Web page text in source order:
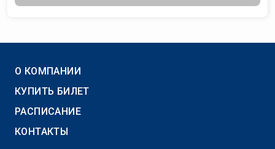
О КОМПАНИИ
КУПИТЬ БИЛЕТ
РАСПИСАНИЕ
КОНТАКТЫ